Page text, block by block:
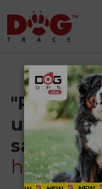
sa nás
hovorí